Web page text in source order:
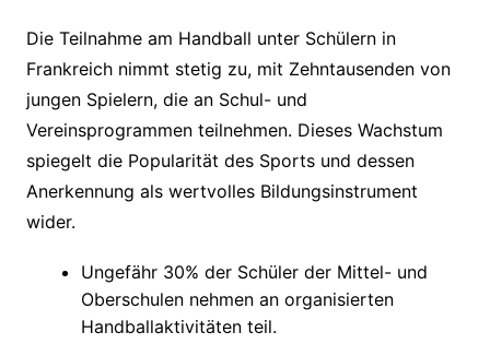
Die Teilnahme am Handball unter Schülern in
Frankreich nimmt stetig zu, mit Zehntausenden von
jungen Spielern, die an Schul- und
Vereinsprogrammen teilnehmen. Dieses Wachstum
spiegelt die Popularität des Sports und dessen
Anerkennung als wertvolles Bildungsinstrument
wider.
Ungefähr 30% der Schüler der Mittel- und
Oberschulen nehmen an organisierten
Handballaktivitäten teil.